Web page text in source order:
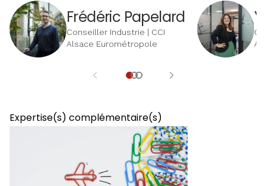
Frédéric Papelard
Conseiller Industrie | CCI
Alsace Eurométropole
Expertise(s) complémentaire(s)